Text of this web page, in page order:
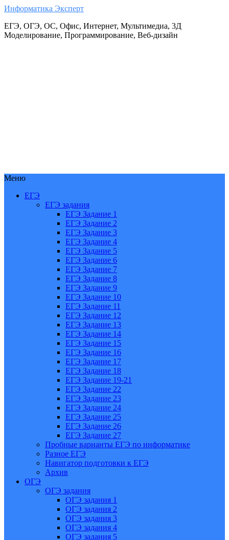
Информатика Эксперт
ЕГЭ, ОГЭ, ОС, Офис, Интернет, Мультимедиа, 3Д
Моделирование, Программирование, Веб-дизайн
Меню
ЕГЭ
ЕГЭ задания
ЕГЭ Задание 1
ЕГЭ Задание 2
ЕГЭ Задание 3
ЕГЭ Задание 4
ЕГЭ Задание 5
ЕГЭ Задание 6
ЕГЭ Задание 7
ЕГЭ Задание 8
ЕГЭ Задание 9
ЕГЭ Задание 10
ЕГЭ Задание 11
ЕГЭ Задание 12
ЕГЭ Задание 13
ЕГЭ Задание 14
ЕГЭ Задание 15
ЕГЭ Задание 16
ЕГЭ Задание 17
ЕГЭ Задание 18
ЕГЭ Задание 19-21
ЕГЭ Задание 22
ЕГЭ Задание 23
ЕГЭ Задание 24
ЕГЭ Задание 25
ЕГЭ Задание 26
ЕГЭ Задание 27
Пробные варианты ЕГЭ по информатике
Разное ЕГЭ
Навигатор подготовки к ЕГЭ
Архив
ОГЭ
ОГЭ задания
ОГЭ задания 1
ОГЭ задания 2
ОГЭ задания 3
ОГЭ задания 4
ОГЭ задания 5